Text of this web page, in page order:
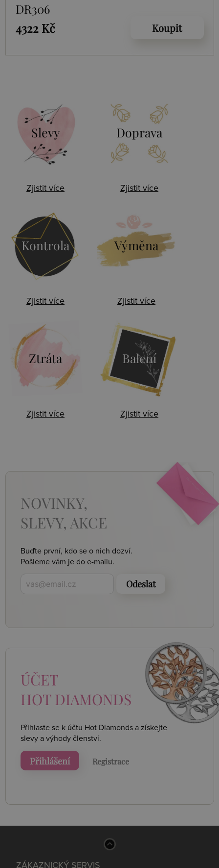
DR306
4322 Kč
Koupit
Slevy
Zjistit více
Doprava
Zjistit více
Kontrola
Zjistit více
Výměna
Zjistit více
Ztráta
Zjistit více
Balení
Zjistit více
NOVINKY,
SLEVY, AKCE
Buďte první, kdo se o nich dozví.
Pošleme vám je do e-mailu.
Odeslat
ÚČET
HOT DIAMONDS
Přihlaste se k účtu Hot Diamonds a získejte
slevy a výhody členství.
Přihlášení Registrace
ZÁKAZNICKÝ SERVIS